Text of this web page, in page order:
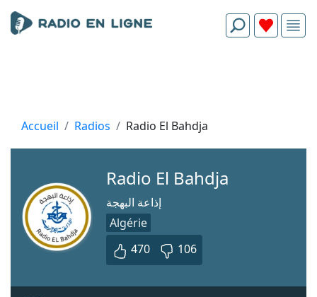
Accueil Radios Radio El Bahdja
Radio El Bahdja
إذاعة البهجة
Algérie
470
106